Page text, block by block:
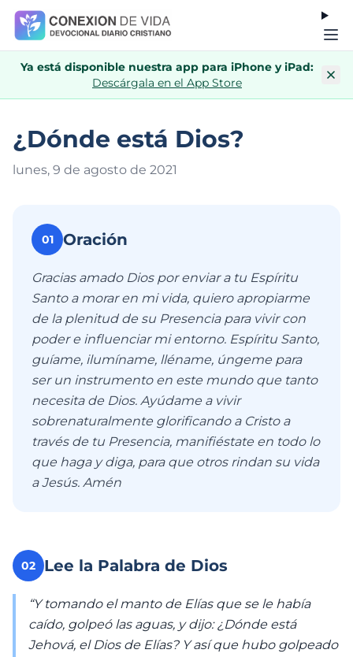
Ya está disponible nuestra app para iPhone y iPad:
Descárgala en el App Store
¿Dónde está Dios?
lunes, 9 de agosto de 2021
01 Oración
Gracias amado Dios por enviar a tu Espíritu
Santo a morar en mi vida, quiero apropiarme
de la plenitud de su Presencia para vivir con
poder e influenciar mi entorno. Espíritu Santo,
guíame, ilumíname, lléname, úngeme para
ser un instrumento en este mundo que tanto
necesita de Dios. Ayúdame a vivir
sobrenaturalmente glorificando a Cristo a
través de tu Presencia, manifiéstate en todo lo
que haga y diga, para que otros rindan su vida
a Jesús. Amén
02 Lee la Palabra de Dios
“Y tomando el manto de Elías que se le había
caído, golpeó las aguas, y dijo: ¿Dónde está
Jehová, el Dios de Elías? Y así que hubo golpeado